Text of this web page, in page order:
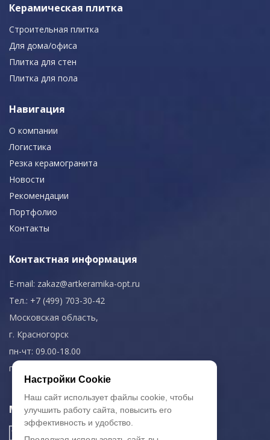
Керамическая плитка
Строительная плитка
Для дома/офиса
Плитка для стен
Плитка для пола
Навигация
О компании
Логистика
Резка керамогранита
Новости
Рекомендации
Портфолио
Контакты
Контактная информация
E-mail: zakaz@artkeramika-opt.ru
Тел.: +7 (499) 703-30-42
Московская область,
г. Красногорск
пн-чт: 09.00-18.00
пт: 09.00-17.00
Мы в соц. сетях
Настройки Cookie
Наш сайт использует файлы cookie, чтобы
улучшить работу сайта, повысить его
эффективность и удобство.